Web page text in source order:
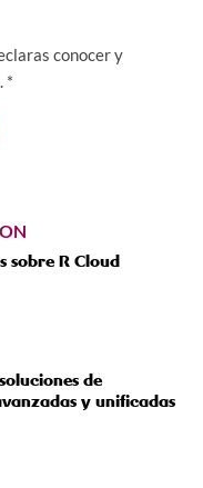
conocer y
*
sobre R Cloud
de
y unificadas